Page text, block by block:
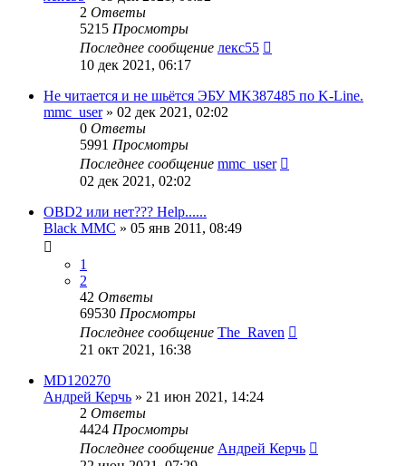
2 Ответы
5215 Просмотры
Последнее сообщение лекс55
10 дек 2021, 06:17
Не читается и не шьётся ЭБУ MK387485 по K-Line.
mmc_user» 02 дек 2021, 02:02
0 Ответы
5991 Просмотры
Последнее сообщение mmc_user
02 дек 2021, 02:02
OBD2 или нет??? Help......
Black MMC » 05 янв 2011, 08:49
1
2
42 Ответы
69530 Просмотры
Последнее сообщение The_Raven
21 окт 2021, 16:38
MD120270
Андрей Керчь » 21 июн 2021, 14:24
2 Ответы
4424 Просмотры
Последнее сообщение Андрей Керчь